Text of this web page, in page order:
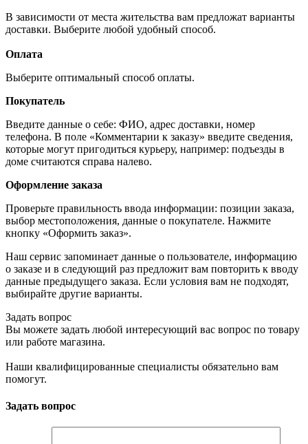
В зависимости от места жительства вам предложат варианты
доставки. Выберите любой удобный способ.
Оплата
Выберите оптимальный способ оплаты.
Покупатель
Введите данные о себе: ФИО, адрес доставки, номер
телефона. В поле «Комментарии к заказу» введите сведения,
которые могут пригодиться курьеру, например: подъезды в
доме считаются справа налево.
Оформление заказа
Проверьте правильность ввода информации: позиции заказа,
выбор местоположения, данные о покупателе. Нажмите
кнопку «Оформить заказ».
Наш сервис запоминает данные о пользователе, информацию
о заказе и в следующий раз предложит вам повторить к вводу
данные предыдущего заказа. Если условия вам не подходят,
выбирайте другие варианты.
Задать вопрос
Вы можете задать любой интересующий вас вопрос по товару
или работе магазина.
Наши квалифицированные специалисты обязательно вам
помогут.
Задать вопрос